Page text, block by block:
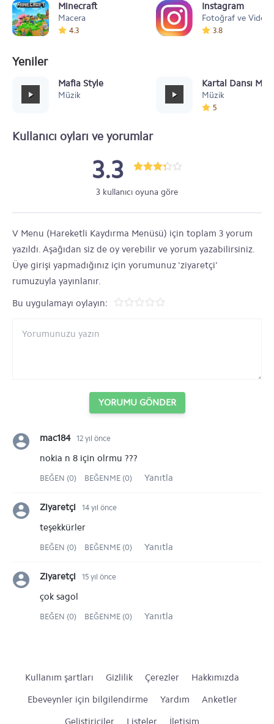
Minecraft
Macera
4.3
Instagram
Fotoğraf ve Video
3.8
Yeniler
Mafia Style
Müzik
Kartal Dansı
Müzik
5
Kullanıcı oyları ve yorumlar
3.3
3 kullanıcı oyuna göre
V Menu (Hareketli Kaydırma Menüsü) için toplam 3 yorum
yazıldı. Aşağıdan siz de oy verebilir ve yorum yazabilirsiniz.
Üye girişi yapmadığınız için yorumunuz 'ziyaretçi'
rumuzuyla yayınlanır.
Bu uygulamayı oylayın:
YORUMU GÖNDER
mac184 12 yıl önce
nokia n 8 için olrmu ???
BEĞEN (0) BEĞENME (0) Yanıtla
Ziyaretçi 14 yıl önce
teşekkürler
BEĞEN (0) BEĞENME (0) Yanıtla
Ziyaretçi 15 yıl önce
çok sagol
BEĞEN (0) BEĞENME (0) Yanıtla
Kullanım şartları Gizlilik Çerezler
Hakkımızda
Ebeveynler için bilgilendirme
Yardım
Anketler
Geliştiriciler
Listeler İletişim